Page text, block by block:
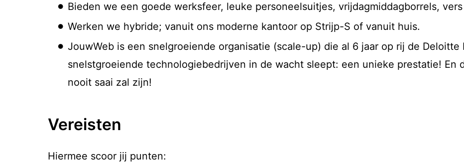
Bieden we een goede werksfeer, leuke personeelsuitjes, vrijdagmiddagborrels,
Werken we hybride; vanuit ons moderne kantoor op Strijp-S of vanuit huis.
JouwWeb is een snelgroeiende organisatie (scale-up) die al 6 jaar op rij de Deloitte
snelstgroeiende technologiebedrijven in de wacht sleept: een unieke prestatie! En
nooit saai zal zijn!
Vereisten
Hiermee scoor jij punten: